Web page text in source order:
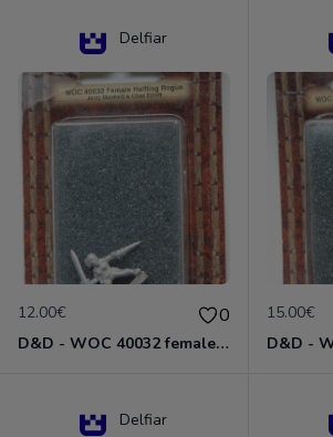
Delfiar
12.00€ 0
D&D - WOC 40032 female halfling rogue Miniature - Donjons Dragons
15.00€
Delfiar